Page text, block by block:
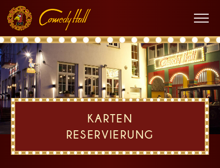
Hauptnavigation
Inhalt
Fußnavigation
K
a
Menü
KARTEN
RESERVIERUNG